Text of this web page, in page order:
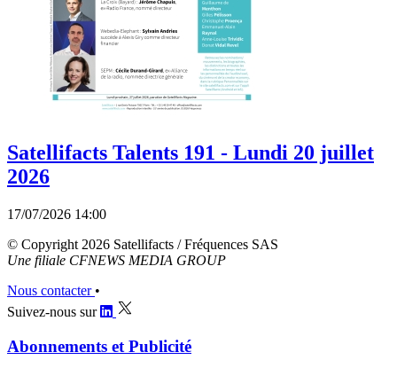
Satellifacts Talents 191 - Lundi 20 juillet
2026
17/07/2026 14:00
© Copyright 2026 Satellifacts / Fréquences SAS
Une filiale CFNEWS MEDIA GROUP
Nous contacter •
Suivez-nous sur
Abonnements et Publicité